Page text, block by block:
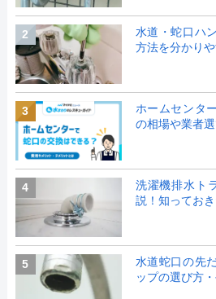
2
水道・蛇口ハ
方法を分かり
3
ホームセンタ
の相場や業者
4
洗濯機排水ト
説！知ってお
5
水道蛇口の先
ップの選び方